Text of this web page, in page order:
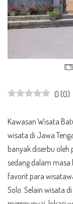
0 (0)
Kawasan Wisata
wisata di Jawa
banyak diserbu
sedang dalam masa
favorit para
Solo. Selain wisata